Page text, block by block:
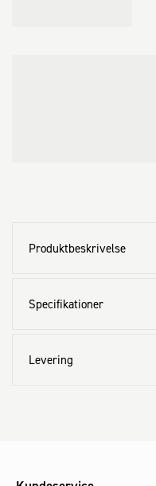
Produktbeskrivelse
Specifikationer
Levering